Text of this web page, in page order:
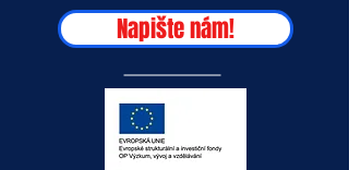
Napište nám!